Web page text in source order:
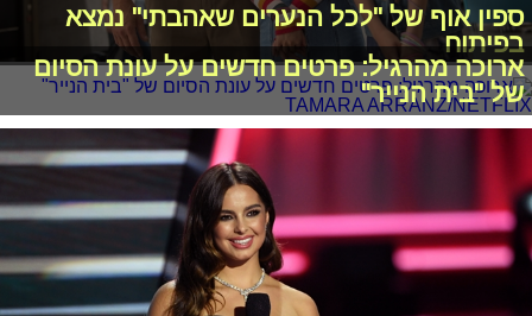
ספין אוף של "לכל הנערים שאהבתי" נמצא
בפיתוח
ארוכה מהרגיל: פרטים חדשים על עונת הסיום
של "בית הנייר"